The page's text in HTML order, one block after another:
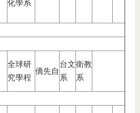
化學系
全球研
究學程
僑先自
台文
系
衛教
系